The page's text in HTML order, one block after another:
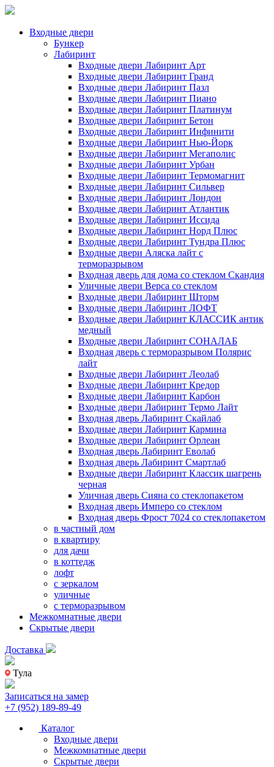
Входные двери
Бункер
Лабиринт
Входные двери Лабиринт Арт
Входные двери Лабиринт Гранд
Входные двери Лабиринт Пазл
Входные двери Лабиринт Пиано
Входные двери Лабиринт Платинум
Входные двери Лабиринт Бетон
Входные двери Лабиринт Инфинити
Входные двери Лабиринт Нью-Йорк
Входные двери Лабиринт Мегаполис
Входные двери Лабиринт Урбан
Входные двери Лабиринт Термомагнит
Входные двери Лабиринт Сильвер
Входные двери Лабиринт Лондон
Входные двери Лабиринт Атлантик
Входные двери Лабиринт Иссида
Входные двери Лабиринт Норд Плюс
Входные двери Лабиринт Тундра Плюс
Входные двери Аляска лайт с
терморазрывом
Входная дверь для дома со стеклом Скандия
Уличные двери Верса со стеклом
Входные двери Лабиринт Шторм
Входные двери Лабиринт ЛОФТ
Входные двери Лабиринт КЛАССИК антик
медный
Входные двери Лабиринт СОНАЛАБ
Входная дверь с терморазрывом Полярис
лайт
Входные двери Лабиринт Леолаб
Входные двери Лабиринт Кредор
Входные двери Лабиринт Карбон
Входные двери Лабиринт Термо Лайт
Входная дверь Лабиринт Скайлаб
Входные двери Лабиринт Кармина
Входные двери Лабиринт Орлеан
Входная дверь Лабиринт Еволаб
Входная дверь Лабиринт Смартлаб
Входные двери Лабиринт Классик шагрень
черная
Уличная дверь Сияна со стеклопакетом
Входная дверь Имперо со стеклом
Входная дверь Фрост 7024 со стеклопакетом
в частный дом
в квартиру
для дачи
в коттедж
лофт
с зеркалом
уличные
с терморазрывом
Межкомнатные двери
Скрытые двери
Доставка
Тула
Записаться на замер
+7 (952) 189-89-49
Каталог
Входные двери
Межкомнатные двери
Скрытые двери